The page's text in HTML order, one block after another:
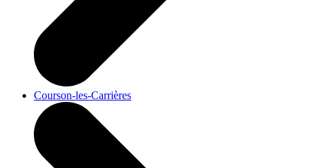
Courson-les-Carrières